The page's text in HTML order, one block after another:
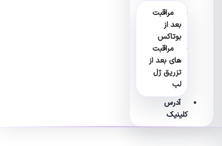
مراقبت
بعد از
بوتاکس
مراقبت
های بعد از
تزریق ژل
آدرس
کلینیک